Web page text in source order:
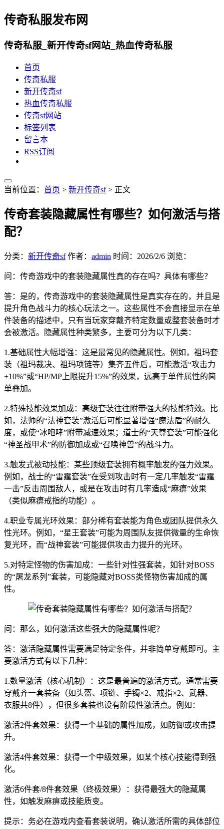
传奇私服发布网
传奇私服_新开传奇sf网站_热血传奇私服
首页
传奇私服
新开传奇sf
热血传奇私服
传奇sf网站
标签列表
留言本
RSS订阅
当前位置： 首页 > 新开传奇sf> 正文
传奇套装隐藏属性有哪些？如何激活与搭
配？
分类： 新开传奇sf 作者： admin 时间： 2026/2/6 浏览：
问：传奇游戏中的套装隐藏属性真的存在吗？具体有哪些？
答：是的，传奇游戏中的套装隐藏属性是真实存在的，并且是
提升角色战斗力的核心玩法之一。这些属性不会直接显示在单
件装备的描述中，只有当玩家穿戴齐特定数量或整套装备时才
会被激活。隐藏属性种类繁多，主要可分为以下几类：
1.基础属性大幅增强：这是最常见的隐藏属性。例如，祖玛套
装（祖玛裁决、祖玛项链等）集齐五件后，可能激活“攻击力
+10%”或“HP/MP上限提升15%”的效果，远高于单件属性的简
单叠加。
2.特殊技能效果加成：高级套装往往附带强大的技能特效。比
如，法师的“法神套装”激活后可能显著增强“魔法盾”的耐久
度，或使“冰咆哮”附带减速效果；道士的“天尊套装”可能强化
“神圣战甲术”的防御加成或“召唤神兽”的战斗力。
3.触发式被动技能：某些顶级套装拥有概率触发的强力效果。
例如，战士的“雷霆套装”在受到攻击时有一定几率触发“雷霆
一击”反击周围敌人，或是在攻击时有几率造成“麻痹”效果
（类似麻痹戒指的功能）。
4.职业专属光环效果：部分稀有套装能为角色或团队提供永久
性光环。例如，“星王套装”可能为周围队友提供微量的生命恢
复光环，而“战神套装”可能提供攻击力提升的光环。
5.对特定怪物的伤害加成：一些针对性强套装，如针对BOSS
的“屠龙系列”套装，可能隐藏对BOSS类怪物伤害加成的属
性。
问：那么，如何激活这些强大的隐藏属性呢？
答：激活隐藏属性需要满足特定条件，并非简单穿戴即可。主
要激活方式有以下几种：
1.数量激活（核心机制）：这是最普遍的激活方式。通常需要
穿戴齐一套装备（如头盔、项链、手镯×2、戒指×2、武器、
衣服共8件），但很多套装也设有阶段性激活点。例如：
激活2件套效果：获得一个基础的属性加成，如防御或攻击提
升。
激活4件套效果：获得一个中级效果，如某个核心技能得到强
化。
激活6件套/8件套效果（终极效果）：获得最强大的隐藏属
性，如触发麻痹或技能质变。
提示：务必在游戏内查看套装说明，确认激活所需的具体部位